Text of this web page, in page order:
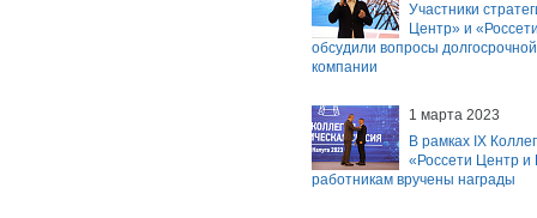
Участники
Центр» и
обсудили вопросы
компании
1 марта 2023
В рамках IX
«Россети Центр
работникам вручены награды